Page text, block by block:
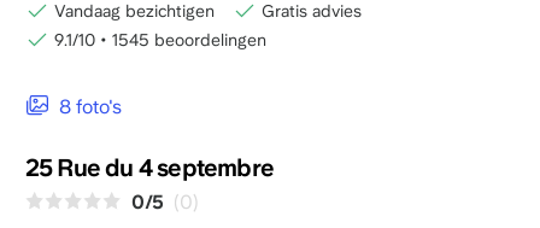
8 foto's
25 Rue du 4 septembre
0/5 (0)
Vandaag bezichtigen
Gratis advies
9.1/10 • 1545 beoordelingen